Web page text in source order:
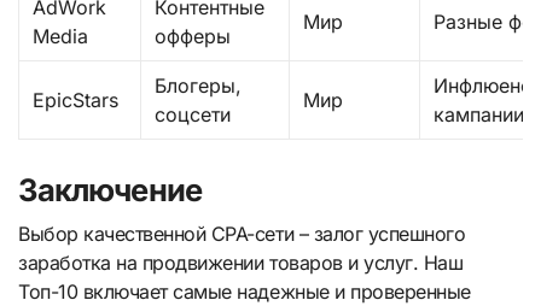
AdWork
Media
Контентные
офферы
Мир Разные
EpicStars
Блогеры,
соцсети
Мир
кампании
Заключение
Выбор качественной CPA-сети – залог успешного
заработка на продвижении товаров и услуг. Наш
Топ-10 включает самые надежные и проверенные